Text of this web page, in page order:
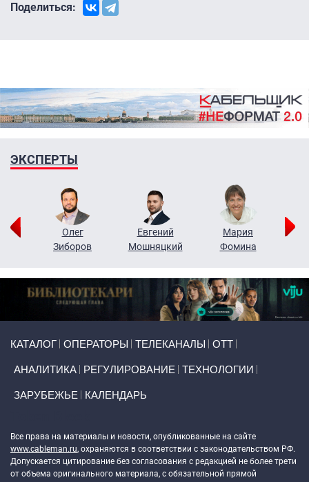
Поделиться:
ЭКСПЕРТЫ
Олег
Зиборов
Евгений
Мошняцкий
Мария
Фомина
КАТАЛОГ ОПЕРАТОРЫ ТЕЛЕКАНАЛЫ ОТТ
АНАЛИТИКА РЕГУЛИРОВАНИЕ ТЕХНОЛОГИИ
ЗАРУБЕЖЬЕ КАЛЕНДАРЬ
Все права на материалы и новости, опубликованные на сайте
www.cableman.ru, охраняются в соответствии с законодательством РФ.
Допускается цитирование без согласования с редакцией не более трети
от объема оригинального материала, с обязательной прямой